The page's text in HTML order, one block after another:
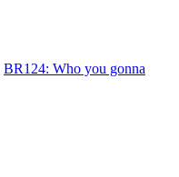
BR124: Who you gonna